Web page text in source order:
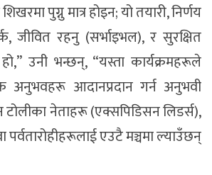
पुग्नु मात्र होइन; यो तयारी, निर्णय
जीवित रहनु (सर्भाइभल), र सुरक्षित
उनी भन्छन्, “यस्ता कार्यक्रमहरूले
अनुभवहरू आदानप्रदान गर्न अनुभवी
नेताहरू (एक्सपिडिसन लिडर्स),
पर्वतारोहीहरूलाई एउटै मञ्चमा ल्याउँछन्